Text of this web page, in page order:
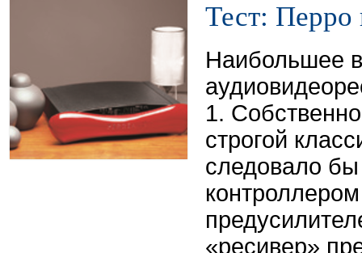
Тест: Перро
Наибольшее
1.
строгой
следовало
«ресивер»